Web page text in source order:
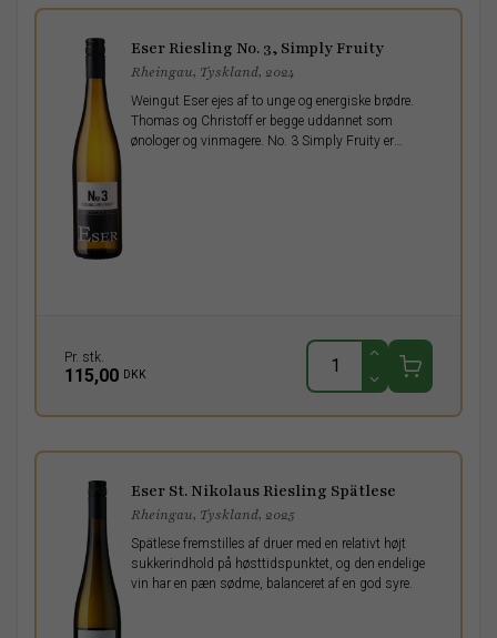
Eser Riesling No. 3, Simply Fruity
Rheingau, Tyskland, 2024
Weingut Eser ejes af to unge og energiske brødre.
Thomas og Christoff er begge uddannet som
ønologer og vinmagere. No. 3 Simply Fruity er
Pr. stk.
115,00 DKK
Eser St. Nikolaus Riesling Spätlese
Rheingau, Tyskland, 2025
Spätlese fremstilles af druer med en relativt højt
sukkerindhold på høsttidspunktet, og den endelige
vin har en pæn sødme, balanceret af en god syre.